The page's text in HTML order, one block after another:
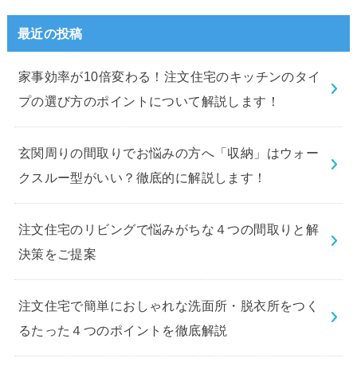
最近の投稿
家事効率が10倍変わる！注文住宅のキッチンのタイ
プの選び方のポイントについて解説します！
玄関周りの間取りでお悩みの方へ「収納」はウォー
クスルー型がいい？徹底的に解説します！
注文住宅のリビングで悩みがちな４つの間取りと解
決策をご提案
注文住宅で簡単におしゃれな洗面所・脱衣所をつく
るたった４つのポイントを徹底解説